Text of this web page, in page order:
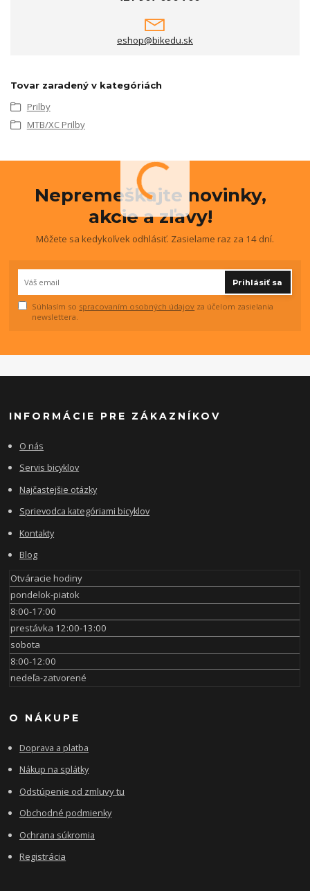
eshop@bikedu.sk
Tovar zaradený v kategóriách
Prilby
MTB/XC Prilby
Nepremeškajte novinky,
akcie a zľavy!
Môžete sa kedykoľvek odhlásiť. Zasielame raz za 14 dní.
Prihlásiť sa
Súhlasím so spracovaním osobných údajov za účelom zasielania
newslettera.
INFORMÁCIE PRE ZÁKAZNÍKOV
O nás
Servis bicyklov
Najčastejšie otázky
Sprievodca kategóriami bicyklov
Kontakty
Blog
Otváracie hodiny
pondelok-piatok
8:00-17:00
prestávka 12:00-13:00
sobota
8:00-12:00
nedeľa-zatvorené
O NÁKUPE
Doprava a platba
Nákup na splátky
Odstúpenie od zmluvy tu
Obchodné podmienky
Ochrana súkromia
Registrácia